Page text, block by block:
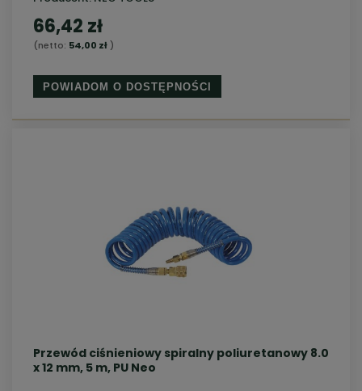
66,42 zł
(netto: 54,00 zł)
POWIADOM O DOSTĘPNOŚCI
Przewód ciśnieniowy spiralny poliuretanowy 8.0
x 12 mm, 5 m, PU Neo